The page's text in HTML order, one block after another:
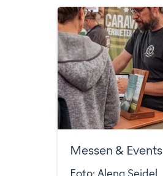
Messen & Events